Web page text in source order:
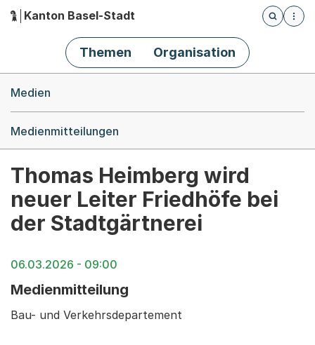
Hauptnavigation
Kanton Basel-Stadt
Öffnet
Themen Organisation
Medien
Medienmitteilungen
Thomas Heimberg wird
neuer Leiter Friedhöfe bei
der Stadtgärtnerei
06.03.2026 - 09:00
Medienmitteilung
Bau- und Verkehrsdepartement